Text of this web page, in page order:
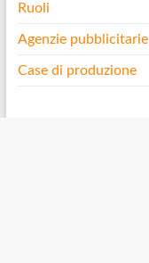
Ruoli
Agenzie pubblicitarie
Case di produzione